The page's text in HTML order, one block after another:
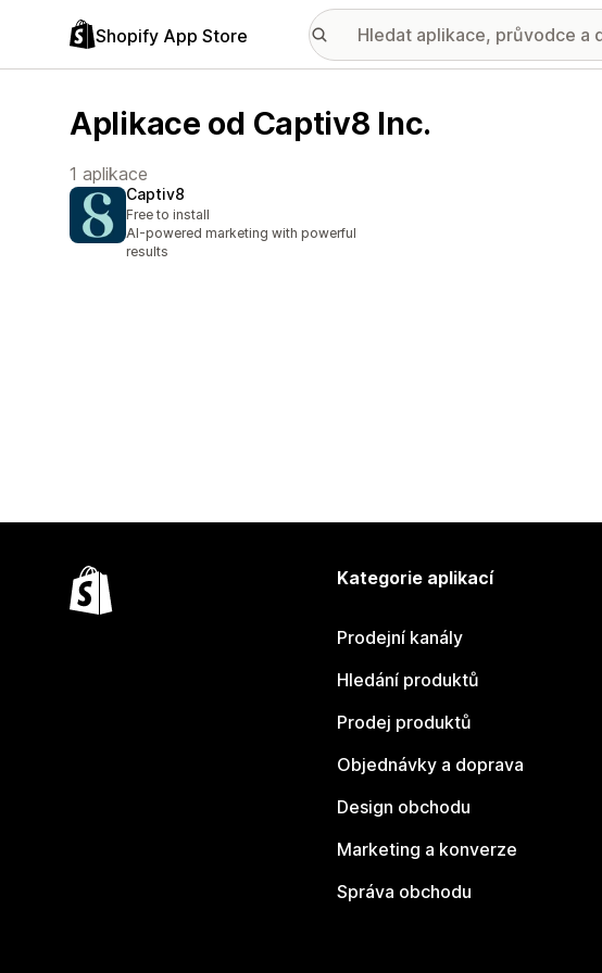
Shopify App Store
Aplikace od Captiv8 Inc.
1 aplikace
Captiv8
Free to install
AI-powered marketing with powerful
results
Kategorie aplikací
Prodejní kanály
Hledání produktů
Prodej produktů
Objednávky a doprava
Design obchodu
Marketing a konverze
Správa obchodu